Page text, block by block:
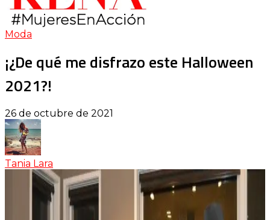
Moda
¡¿De qué me disfrazo este Halloween
2021?!
26 de octubre de 2021
Tania Lara